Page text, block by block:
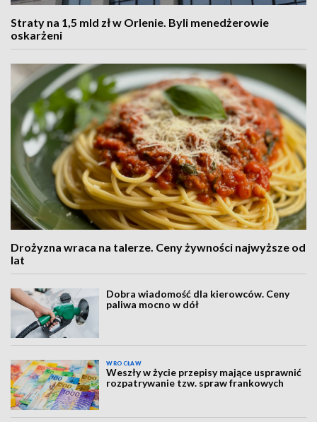
Straty na 1,5 mld zł w Orlenie. Byli menedżerowie
oskarżeni
Drożyzna wraca na talerze. Ceny żywności najwyższe od
lat
Dobra wiadomość dla kierowców. Ceny
paliwa mocno w dół
WROCŁAW
Weszły w życie przepisy mające usprawnić
rozpatrywanie tzw. spraw frankowych